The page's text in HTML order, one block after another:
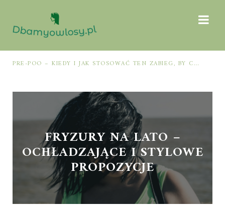
PRE-POO – KIEDY I JAK STOSOWAĆ TEN ZABIEG, BY CHRONIĆ I NAWILŻAĆ WŁOSY PRZED MYCIEM SZAMPONEM
FRYZURY NA LATO –
OCHŁADZAJĄCE I STYLOWE
PROPOZYCJE